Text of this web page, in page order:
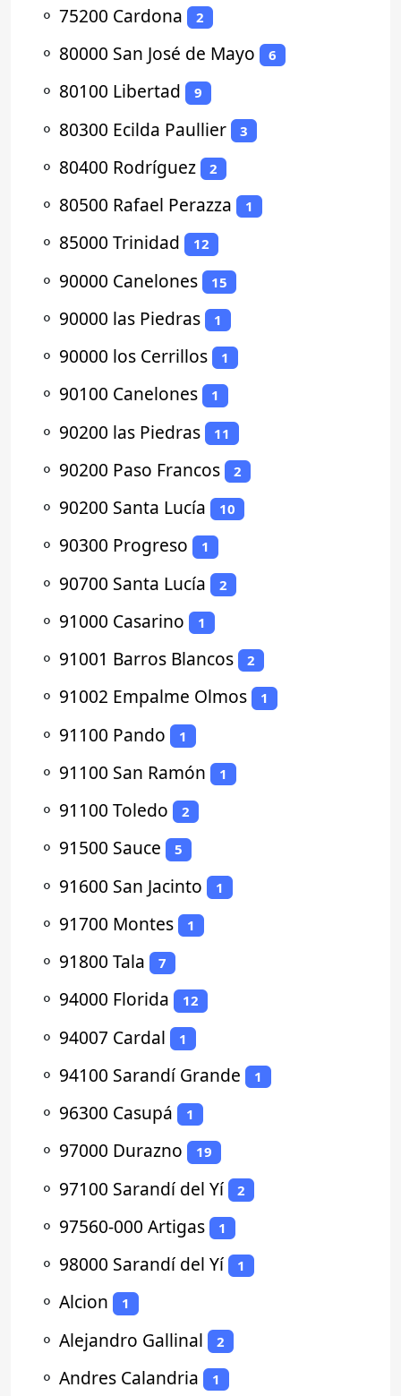
⚬ 75200 Cardona 2
⚬ 80000 San José de Mayo 6
⚬ 80100 Libertad 9
⚬ 80300 Ecilda Paullier 3
⚬ 80400 Rodríguez 2
⚬ 80500 Rafael Perazza 1
⚬ 85000 Trinidad 12
⚬ 90000 Canelones 15
⚬ 90000 las Piedras 1
⚬ 90000 los Cerrillos 1
⚬ 90100 Canelones 1
⚬ 90200 las Piedras 11
⚬ 90200 Paso Francos 2
⚬ 90200 Santa Lucía 10
⚬ 90300 Progreso 1
⚬ 90700 Santa Lucía 2
⚬ 91000 Casarino 1
⚬ 91001 Barros Blancos 2
⚬ 91002 Empalme Olmos 1
⚬ 91100 Pando 1
⚬ 91100 San Ramón 1
⚬ 91100 Toledo 2
⚬ 91500 Sauce 5
⚬ 91600 San Jacinto 1
⚬ 91700 Montes 1
⚬ 91800 Tala 7
⚬ 94000 Florida 12
⚬ 94007 Cardal 1
⚬ 94100 Sarandí Grande 1
⚬ 96300 Casupá 1
⚬ 97000 Durazno 19
⚬ 97100 Sarandí del Yí 2
⚬ 97560-000 Artigas 1
⚬ 98000 Sarandí del Yí 1
⚬ Alcion 1
⚬ Alejandro Gallinal 2
⚬ Andres Calandria 1